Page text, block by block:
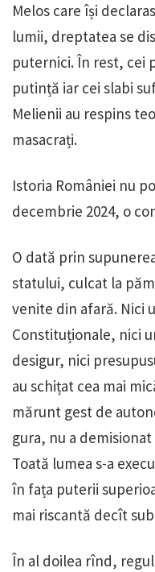
Melos care își
lumii, dreptatea se
puternici. În rest, cei
putință iar cei slabi
Melienii au respins
masacrați.
Istoria României nu
decembrie 2024, o
O dată prin
statului, culcat la
venite din afară. Nici
Constituționale, nici
desigur, nici
au schițat cea mai
mărunt gest de
gura, nu a
Toată lumea s-a
în fața puterii
mai riscantă decît
În al doilea rînd,